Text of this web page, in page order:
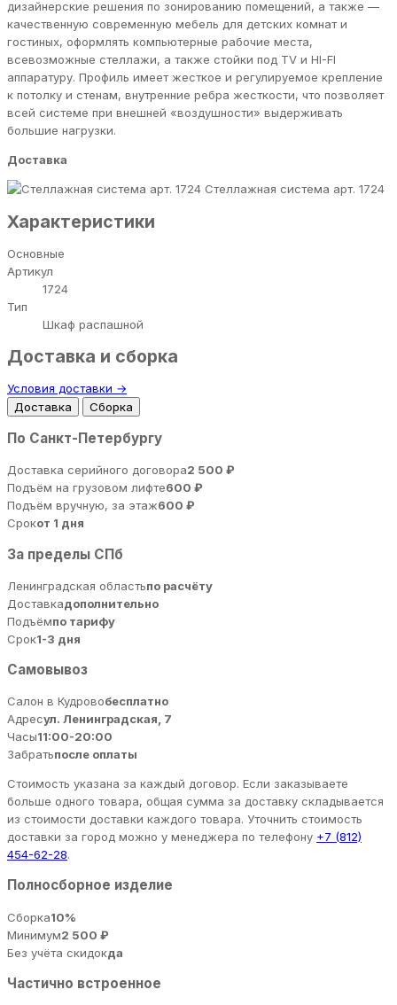
дизайнерские решения по зонированию помещений, а также —
качественную современную мебель для детских комнат и
гостиных, оформлять компьютерные рабочие места,
всевозможные стеллажи, а также стойки под TV и HI-FI
аппаратуру. Профиль имеет жесткое и регулируемое крепление
к потолку и стенам, внутренние ребра жесткости, что позволяет
всей системе при внешней «воздушности» выдерживать
большие нагрузки.
Доставка
Стеллажная система арт. 1724
Характеристики
Основные
Артикул
1724
Тип
Шкаф распашной
Доставка и сборка
Условия доставки →
Доставка
Сборка
По Санкт-Петербургу
Доставка серийного договора2 500 ₽
Подъём на грузовом лифте600 ₽
Подъём вручную, за этаж600 ₽
Срокот 1 дня
За пределы СПб
Ленинградская областьпо расчёту
Доставкадополнительно
Подъёмпо тарифу
Срок1-3 дня
Самовывоз
Салон в Кудровобесплатно
Адресул. Ленинградская, 7
Часы11:00-20:00
Забратьпосле оплаты
Стоимость указана за каждый договор. Если заказываете
больше одного товара, общая сумма за доставку складывается
из стоимости доставки каждого товара. Уточнить стоимость
доставки за город можно у менеджера по телефону +7 (812)
454-62-28.
Полносборное изделие
Сборка10%
Минимум2 500 ₽
Без учёта скидокда
Частично встроенное